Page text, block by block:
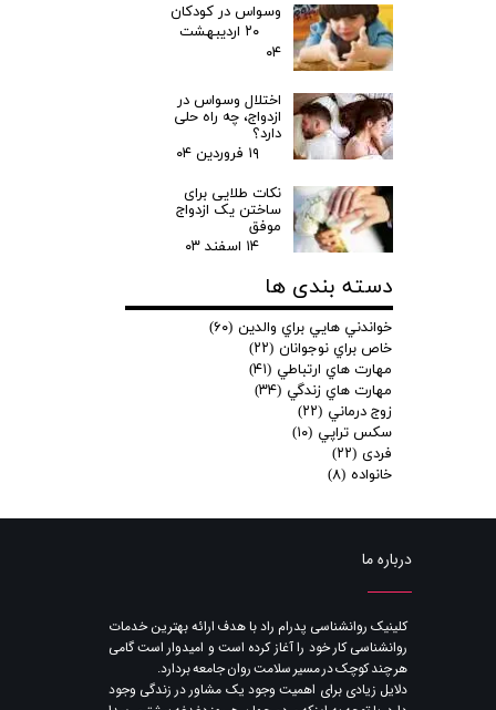
وسواس در کودکان
۲۰ اردیبهشت
۰۴
اختلال وسواس در
ازدواج، چه راه حلی
دارد؟
۱۹ فروردین ۰۴
نکات طلایی برای
ساختن یک ازدواج
موفق
۱۴ اسفند ۰۳
دسته بندی ها
خواندني هايي براي والدين (۶۰)
خاص براي نوجوانان (۲۲)
مهارت هاي ارتباطي (۴۱)
مهارت هاي زندگي (۳۴)
زوج درماني (۲۲)
سكس تراپي (۱۰)
فردی (۲۲)
خانواده (۸)
درباره ما
​کلینیک روانشناسی پدرام راد با هدف ارائه بهترین خدمات
روانشناسی کار خود را آغاز کرده است و امیدوار است گامی
هر چند کوچک در مسیر سلامت روان جامعه بردارد.
دلایل زیادی برای اهمیت وجود یک مشاور در زندگی وجود